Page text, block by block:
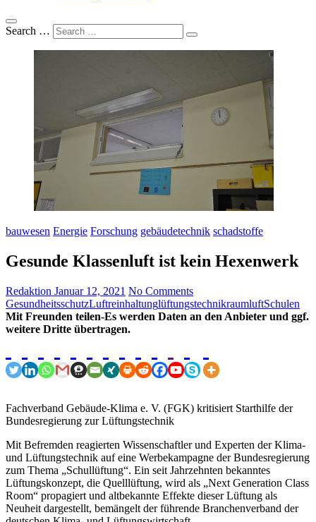
Search …
bauwesen Energie Forschung gebäudetechnik schadstoffe
Gesunde Klassenluft ist kein Hexenwerk
Redaktion Januar 12, 2021 No Comments
GesundheitsschutzLuftreinhaltunglüftungstechnikraumluftSchulen
Mit Freunden teilen-Es werden Daten an den Anbieter und ggf.
weitere Dritte übertragen.
Fachverband Gebäude-Klima e. V. (FGK) kritisiert Starthilfe der
Bundesregierung zur Lüftungstechnik
Mit Befremden reagierten Wissenschaftler und Experten der Klima-
und Lüftungstechnik auf eine Werbekampagne der Bundesregierung
zum Thema „Schullüftung“. Ein seit Jahrzehnten bekanntes
Lüftungskonzept, die Quelllüftung, wird als „Next Generation Class
Room“ propagiert und altbekannte Effekte dieser Lüftung als
Neuheit dargestellt, bemängelt der führende Branchenverband der